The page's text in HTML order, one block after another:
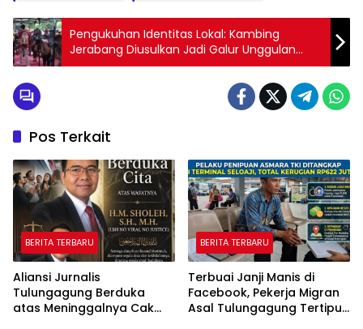
Pengukuhan Identitas Lokal: Kambing
Jerabang Diusulkan Jadi Galur Unggulan
Tulungagung
Pos Terkait
BERITA TERBARU
Aliansi Jurnalis
Tulungagung Berduka
atas Meninggalnya Cak
BERITA TERBARU
Terbuai Janji Manis di
Facebook, Pekerja Migran
Asal Tulungagung Tertipu